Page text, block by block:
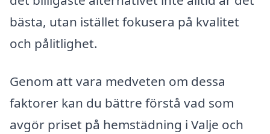
bästa, utan istället fokusera på kvalitet
och pålitlighet.
Genom att vara medveten om dessa
faktorer kan du bättre förstå vad som
avgör priset på hemstädning i Valje och